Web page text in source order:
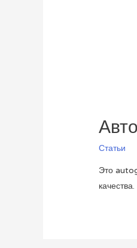
Статьи
Это